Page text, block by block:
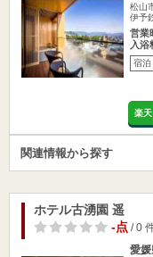
松山
伊予
営業
入浴
宿泊
楽
関連情報から探す
ホテル古湧園 遥
-点/ 0
愛媛